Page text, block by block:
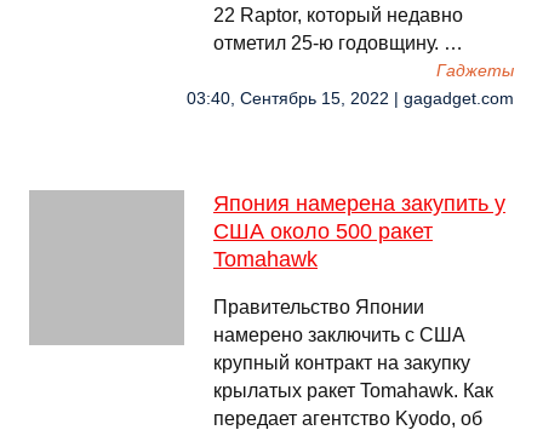
22 Raptor, который недавно
отметил 25-ю годовщину. …
Гаджеты
03:40, Сентябрь 15, 2022 | gagadget.com
Япония намерена закупить у
США около 500 ракет
Tomahawk
Правительство Японии
намерено заключить с США
крупный контракт на закупку
крылатых ракет Tomahawk. Как
передает агентство Kyodo, об